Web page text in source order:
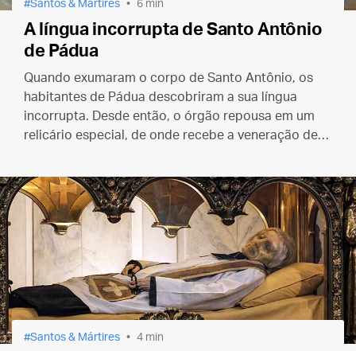
Santos & Mártires 6 min
A língua incorrupta de Santo Antônio
de Pádua
Quando exumaram o corpo de Santo Antônio, os
habitantes de Pádua descobriram a sua língua
incorrupta. Desde então, o órgão repousa em um
relicário especial, de onde recebe a veneração de
Santos & Mártires 4 min